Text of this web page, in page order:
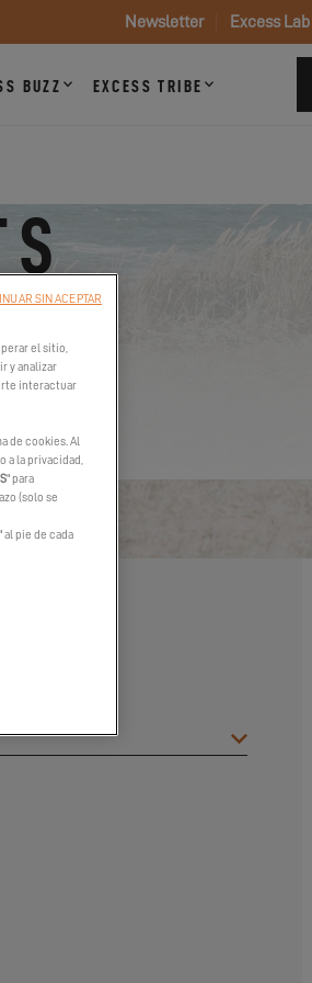
Newsletter Excess Lab
BUZZ EXCESS TRIBE
el sitio,
y analizar
interactuar
de cookies. Al
a la privacidad,
" para
(solo se
" al pie de cada
SIN ACEPTAR